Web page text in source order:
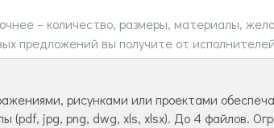
рисунками или проектами
(pdf, jpg, png, dwg, xls, xlsx). До 4 файлов.